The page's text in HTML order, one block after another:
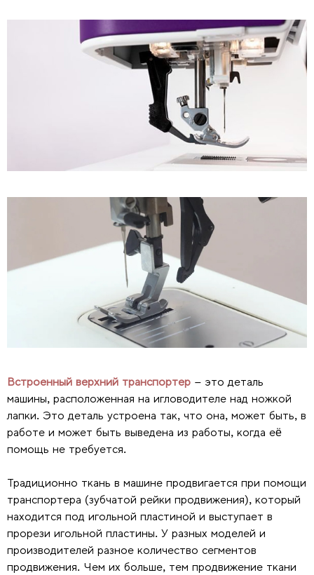
Встроенный верхний транспортер – это деталь
машины, расположенная на игловодителе над ножкой
лапки. Это деталь устроена так, что она, может быть, в
работе и может быть выведена из работы, когда её
помощь не требуется.
Традиционно ткань в машине продвигается при помощи
транспортера (зубчатой рейки продвижения), который
находится под игольной пластиной и выступает в
прорези игольной пластины. У разных моделей и
производителей разное количество сегментов
продвижения. Чем их больше, тем продвижение ткани